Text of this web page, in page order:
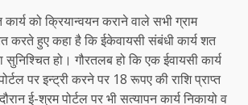
को क्रियान्वयन कराने वाले सभी ग्राम
करते हुए कहा है कि ईकेवायसी संबंधी कार्य शत
सुनिश्चित हो। गौरतलब हो कि एक ईवायसी कार्य
पर इन्ट्री करने पर 18 रूपए की राशि प्राप्त
ई-श्रम पोर्टल पर भी सत्यापन कार्य निकायो व